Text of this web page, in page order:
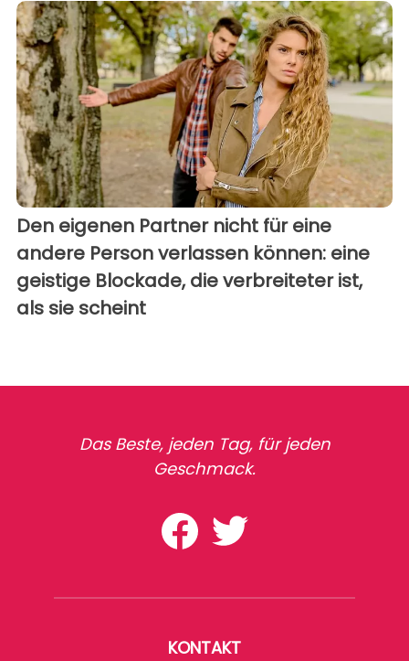
Den eigenen Partner nicht für eine
andere Person verlassen können: eine
geistige Blockade, die verbreiteter ist,
als sie scheint
Das Beste, jeden Tag, für jeden
Geschmack.
KONTAKT